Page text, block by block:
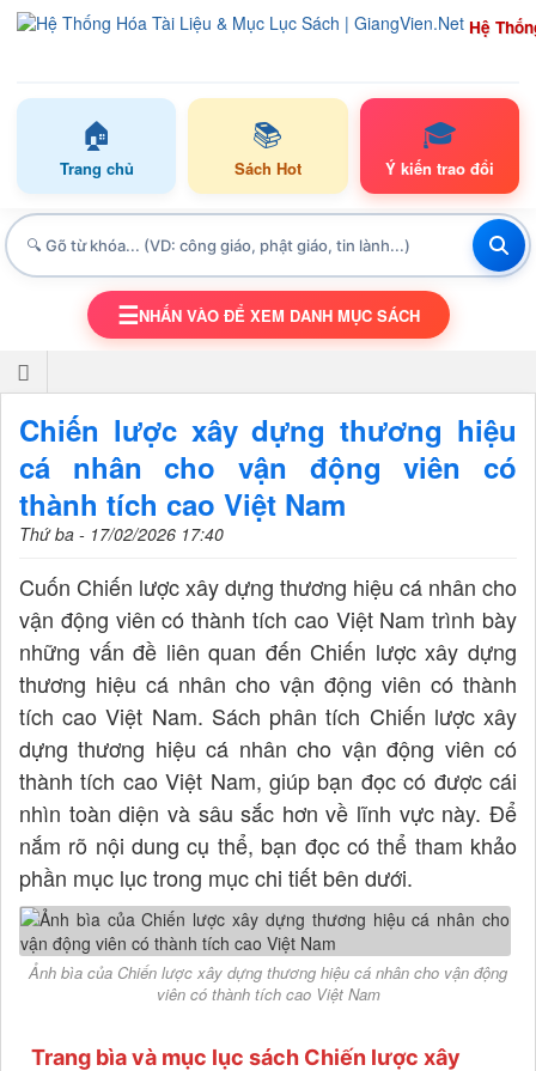
Hệ
🏠
Trang chủ
📚
Sách Hot
🎓
Ý kiến trao đổi
TOGGLE NAVIGATION
☰NHẤN VÀO ĐỂ XEM DANH MỤC SÁCH
Chiến lược xây dựng thương hiệu
cá nhân cho vận động viên có
thành tích cao Việt Nam
Thứ ba - 17/02/2026 17:40
Cuốn Chiến lược xây dựng thương hiệu cá nhân cho
vận động viên có thành tích cao Việt Nam trình bày
những vấn đề liên quan đến Chiến lược xây dựng
thương hiệu cá nhân cho vận động viên có thành
tích cao Việt Nam. Sách phân tích Chiến lược xây
dựng thương hiệu cá nhân cho vận động viên có
thành tích cao Việt Nam, giúp bạn đọc có được cái
nhìn toàn diện và sâu sắc hơn về lĩnh vực này. Để
nắm rõ nội dung cụ thể, bạn đọc có thể tham khảo
phần mục lục trong mục chi tiết bên dưới.
Ảnh bìa của Chiến lược xây dựng thương hiệu cá nhân cho vận động
viên có thành tích cao Việt Nam
Trang bìa và mục lục sách Chiến lược xây